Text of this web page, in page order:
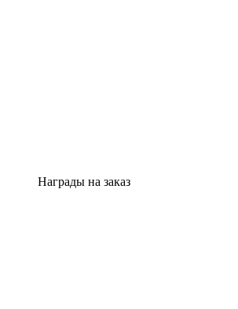
Награды на заказ